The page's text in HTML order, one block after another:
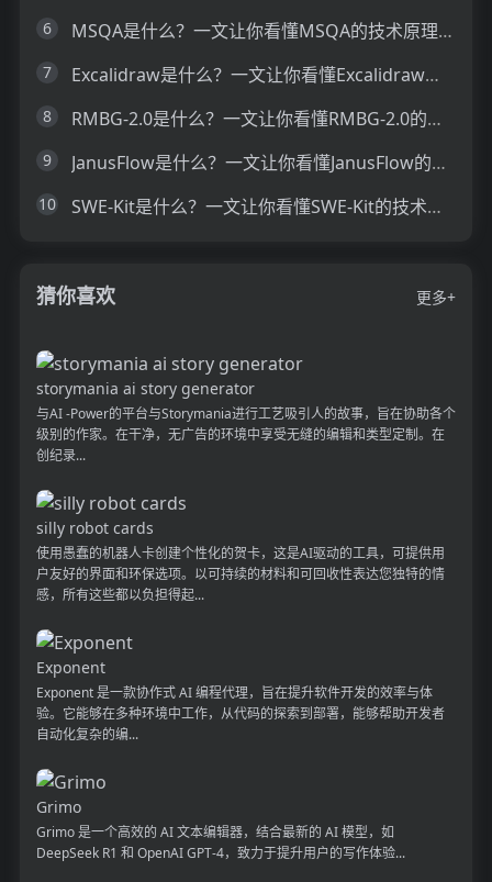
6 MSQA是什么？一文让你看懂MSQA的技术原理、主要功能、应用场景
7 Excalidraw是什么？一文让你看懂Excalidraw的技术原理、主要功能、应用场景
8 RMBG-2.0是什么？一文让你看懂RMBG-2.0的技术原理、主要功能、应用场景
9 JanusFlow是什么？一文让你看懂JanusFlow的技术原理、主要功能、应用场景
10 SWE-Kit是什么？一文让你看懂SWE-Kit的技术原理、主要功能、应用场景
猜你喜欢 更多+
storymania ai story generator
与AI -Power的平台与Storymania进行工艺吸引人的故事，旨在协助各个
级别的作家。在干净，无广告的环境中享受无缝的编辑和类型定制。在
创纪录...
silly robot cards
使用愚蠢的机器人卡创建个性化的贺卡，这是AI驱动的工具，可提供用
户友好的界面和环保选项。以可持续的材料和可回收性表达您独特的情
感，所有这些都以负担得起...
Exponent
Exponent 是一款协作式 AI 编程代理，旨在提升软件开发的效率与体
验。它能够在多种环境中工作，从代码的探索到部署，能够帮助开发者
自动化复杂的编...
Grimo
Grimo 是一个高效的 AI 文本编辑器，结合最新的 AI 模型，如
DeepSeek R1 和 OpenAI GPT-4，致力于提升用户的写作体验...